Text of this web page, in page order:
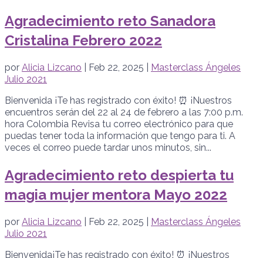
Agradecimiento reto Sanadora
Cristalina Febrero 2022
por Alicia Lizcano Feb 22, 2025
Masterclass Ángeles
Julio 2021
Bienvenida ¡Te has registrado con éxito! ⏰ ¡Nuestros
encuentros serán del 22 al 24 de febrero a las 7:00 p.m.
hora Colombia Revisa tu correo electrónico para que
puedas tener toda la información que tengo para ti. A
veces el correo puede tardar unos minutos, sin...
Agradecimiento reto despierta tu
magia mujer mentora Mayo 2022
por Alicia Lizcano Feb 22, 2025
Masterclass Ángeles
Julio 2021
Bienvenida¡Te has registrado con éxito! ⏰ ¡Nuestros